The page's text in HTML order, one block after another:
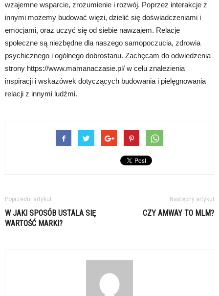
wzajemne wsparcie, zrozumienie i rozwój. Poprzez interakcje z
innymi możemy budować więzi, dzielić się doświadczeniami i
emocjami, oraz uczyć się od siebie nawzajem. Relacje
społeczne są niezbędne dla naszego samopoczucia, zdrowia
psychicznego i ogólnego dobrostanu. Zachęcam do odwiedzenia
strony https://www.mamanaczasie.pl/ w celu znalezienia
inspiracji i wskazówek dotyczących budowania i pielęgnowania
relacji z innymi ludźmi.
Poprzedni artykuł
W JAKI SPOSÓB USTALA SIĘ
WARTOŚĆ MARKI?
Następny artykuł
CZY AMWAY TO MLM?